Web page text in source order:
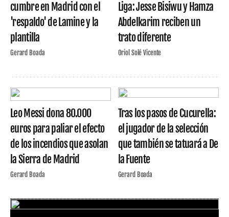
cumbre en Madrid con el
'respaldo' de Lamine y la
plantilla
Gerard Boada
Liga: Jesse Bisiwu y Hamza
Abdelkarim reciben un
trato diferente
Oriol Solé Vicente
Leo Messi dona 80.000
euros para paliar el efecto
de los incendios que asolan
la Sierra de Madrid
Gerard Boada
Tras los pasos de Cucurella:
el jugador de la selección
que también se tatuará a De
la Fuente
Gerard Boada